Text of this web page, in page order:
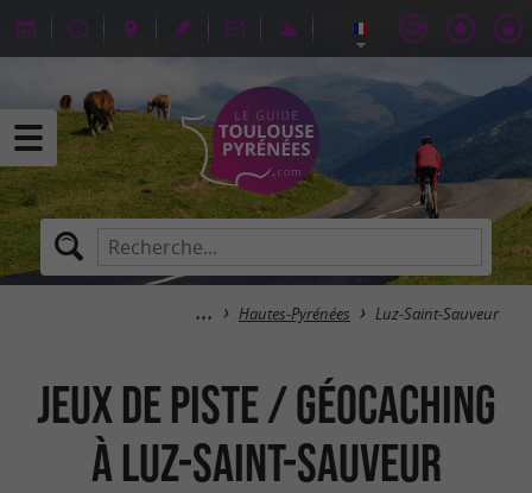
Hautes-Pyrénées Luz-Saint-Sauveur
Jeux de piste / Géocaching
à Luz-Saint-Sauveur